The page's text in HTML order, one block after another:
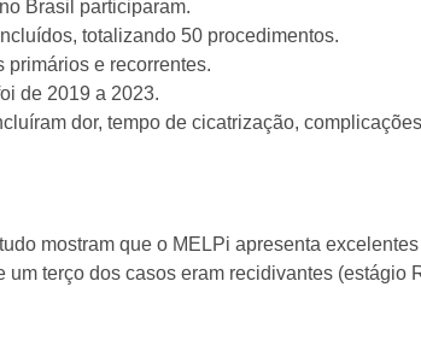
Brasil participaram.
totalizando 50 procedimentos.
primários e recorrentes.
de 2019 a 2023.
dor, tempo de cicatrização,
mostram que o MELPi apresenta
um terço dos casos eram recidivantes (estágio